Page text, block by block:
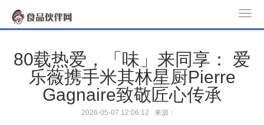
o
80载热爱，「味」来同享： 爱
乐薇携手米其林星厨Pierre
Gagnaire致敬匠心传承
2026-05-07 12:06:12 来源：